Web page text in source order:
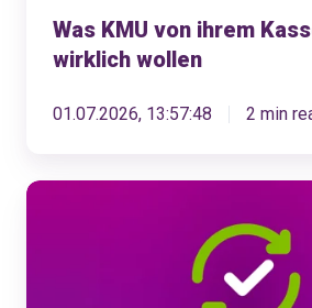
Was KMU von ihrem
wirklich wollen
01.07.2026, 13:57:48 2 min
KLARA